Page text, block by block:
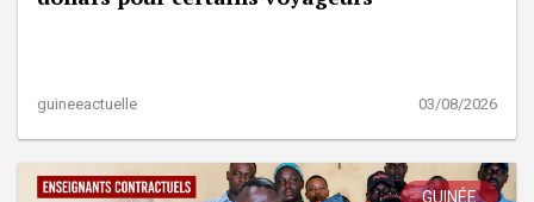
guineeactuelle 03/08/2026
GUINÉE